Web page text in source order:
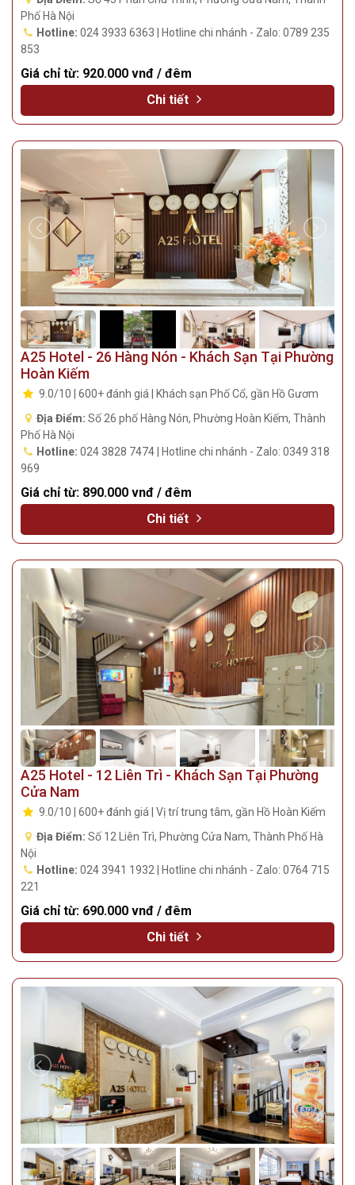
Phố Hà Nội
Hotline: 024 3933 6363 | Hotline chi nhánh - Zalo: 0789 235
853
Giá chỉ từ: 920.000 vnđ / đêm
Chi tiết
A25 Hotel - 26 Hàng Nón - Khách Sạn Tại Phường
Hoàn Kiếm
9.0/10 | 600+ đánh giá | Khách sạn Phố Cổ, gần Hồ Gươm
Địa Điểm: Số 26 phố Hàng Nón, Phường Hoàn Kiếm, Thành
Phố Hà Nội
Hotline: 024 3828 7474 | Hotline chi nhánh - Zalo: 0349 318
969
Giá chỉ từ: 890.000 vnđ / đêm
Chi tiết
A25 Hotel - 12 Liên Trì - Khách Sạn Tại Phường
Cửa Nam
9.0/10 | 600+ đánh giá | Vị trí trung tâm, gần Hồ Hoàn Kiếm
Địa Điểm: Số 12 Liên Trì, Phường Cửa Nam, Thành Phố Hà
Nội
Hotline: 024 3941 1932 | Hotline chi nhánh - Zalo: 0764 715
221
Giá chỉ từ: 690.000 vnđ / đêm
Chi tiết